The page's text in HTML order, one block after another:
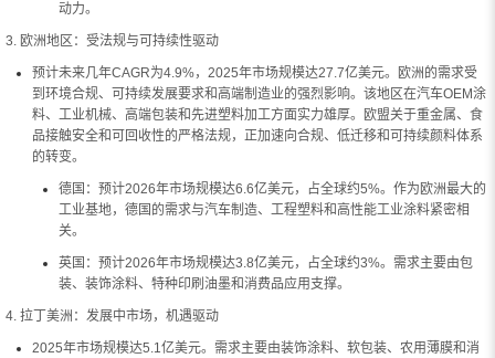
动力。
3. 欧洲地区：受法规与可持续性驱动
预计未来几年CAGR为4.9%，2025年市场规模达27.7亿美元。欧洲的需求受
到环境合规、可持续发展要求和高端制造业的强烈影响。该地区在汽车OEM涂
料、工业机械、高端包装和先进塑料加工方面实力雄厚。欧盟关于重金属、食
品接触安全和可回收性的严格法规，正加速向合规、低迁移和可持续颜料体系
的转变。
德国：预计2026年市场规模达6.6亿美元，占全球约5%。作为欧洲最大的
工业基地，德国的需求与汽车制造、工程塑料和高性能工业涂料紧密相
关。
英国：预计2026年市场规模达3.8亿美元，占全球约3%。需求主要由包
装、装饰涂料、特种印刷油墨和消费品应用支撑。
4. 拉丁美洲：发展中市场，机遇驱动
2025年市场规模达5.1亿美元。需求主要由装饰涂料、软包装、农用薄膜和消